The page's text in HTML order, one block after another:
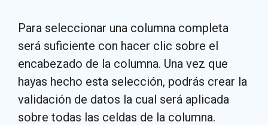
Para seleccionar una columna completa
será suficiente con hacer clic sobre el
encabezado de la columna. Una vez que
hayas hecho esta selección, podrás crear la
validación de datos la cual será aplicada
sobre todas las celdas de la columna.